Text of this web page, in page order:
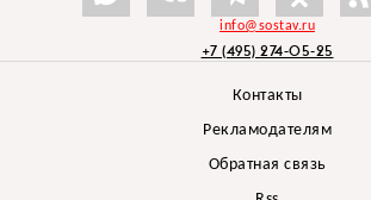
info@sostav.ru
+7 (495) 274-05-25
Контакты
Рекламодателям
Обратная связь